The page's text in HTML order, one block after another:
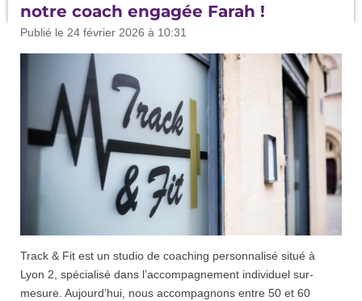
notre coach engagée Farah !
Publié le 24 février 2026 à 10:31
Track & Fit est un studio de coaching personnalisé situé à
Lyon 2, spécialisé dans l’accompagnement individuel sur-
mesure. Aujourd’hui, nous accompagnons entre 50 et 60